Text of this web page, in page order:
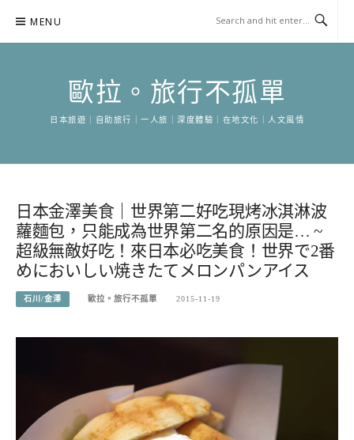
content
MENU
歐拉。旅行不孤單
日本旅遊｜自助旅行｜一人旅｜深度體驗｜在地文化｜人文風情
日本金澤美食｜世界第二好吃現烤冰淇淋波
蘿麵包，只能成為世界第二名的原因是… ~
超級無敵好吃！來日本必吃美食！世界で2番
めにおいしい焼きたてメロンパンアイス
石川/金澤 歐拉。旅行不孤單 2015-11-19